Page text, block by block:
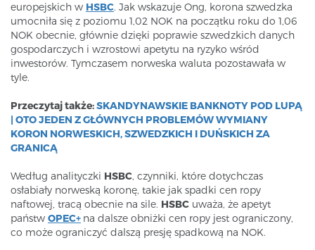
europejskich w HSBC. Jak wskazuje Ong, korona szwedzka
umocniła się z poziomu 1,02 NOK na początku roku do 1,06
NOK obecnie, głównie dzięki poprawie szwedzkich danych
gospodarczych i wzrostowi apetytu na ryzyko wśród
inwestorów. Tymczasem norweska waluta pozostawała w
tyle.
Przeczytaj także:SKANDYNAWSKIE BANKNOTY POD LUPĄ
| OTO JEDEN Z GŁÓWNYCH PROBLEMÓW WYMIANY
KORON NORWESKICH, SZWEDZKICH I DUŃSKICH ZA
GRANICĄ
Według analityczki HSBC, czynniki, które dotychczas
osłabiały norweską koronę, takie jak spadki cen ropy
naftowej, tracą obecnie na sile. HSBC uważa, że apetyt
państw OPEC+ na dalsze obniżki cen ropy jest ograniczony,
co może ograniczyć dalszą presję spadkową na NOK.